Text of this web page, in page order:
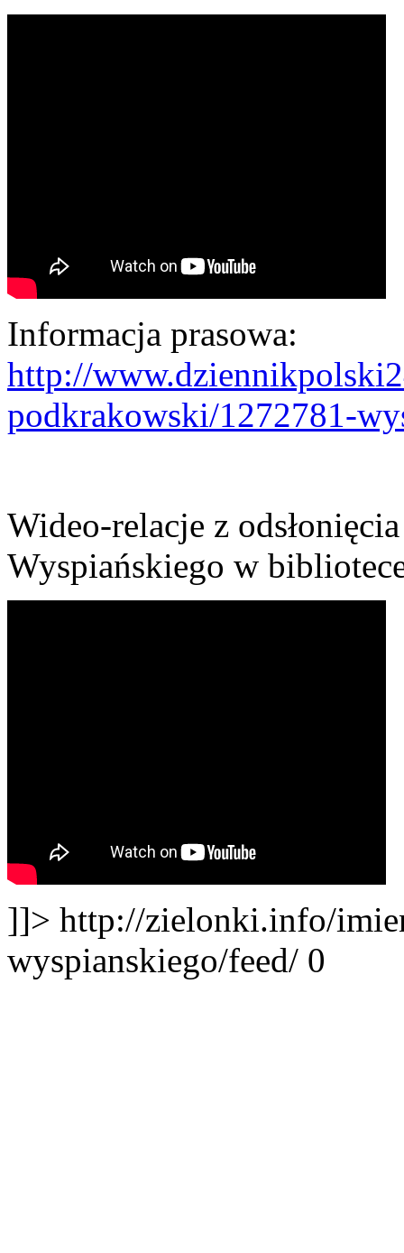
Informacja prasowa:
http://
podkrakowski/1272781-
Wideo-relacje z
Wyspiańskiego w
]]> http://zielonki.info/
wyspianskiego/feed/ 0